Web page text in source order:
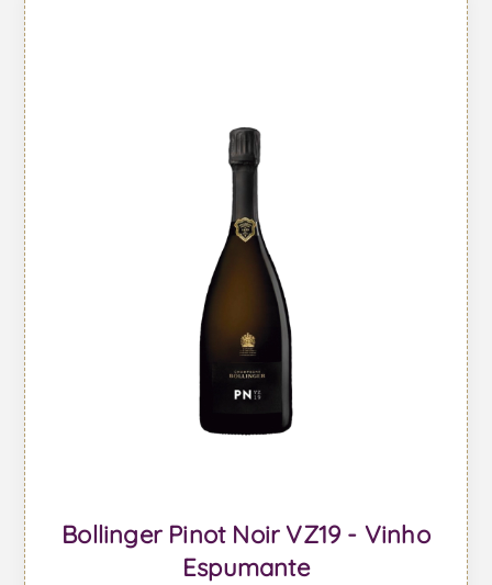
Bollinger Pinot Noir VZ19 - Vinho
Espumante